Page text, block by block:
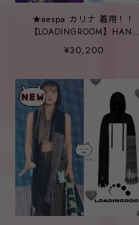
★aespa カリナ 着用！！
【LOADINGROOM】HAND
STITCH CARDIGAN
MELANGE GREY
¥30,200